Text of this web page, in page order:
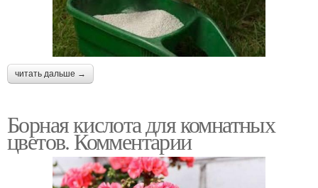
читать дальше →
Борная кислота для комнатных
цветов. Комментарии